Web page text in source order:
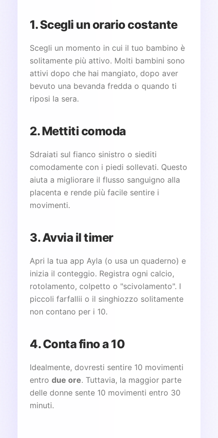
1. Scegli un orario costante
Scegli un momento in cui il tuo bambino è
solitamente più attivo. Molti bambini sono
attivi dopo che hai mangiato, dopo aver
bevuto una bevanda fredda o quando ti
riposi la sera.
2. Mettiti comoda
Sdraiati sul fianco sinistro o siediti
comodamente con i piedi sollevati. Questo
aiuta a migliorare il flusso sanguigno alla
placenta e rende più facile sentire i
movimenti.
3. Avvia il timer
Apri la tua app Ayla (o usa un quaderno) e
inizia il conteggio. Registra ogni calcio,
rotolamento, colpetto o "scivolamento". I
piccoli farfallii o il singhiozzo solitamente
non contano per i 10.
4. Conta fino a 10
Idealmente, dovresti sentire 10 movimenti
entro due ore. Tuttavia, la maggior parte
delle donne sente 10 movimenti entro 30
minuti.